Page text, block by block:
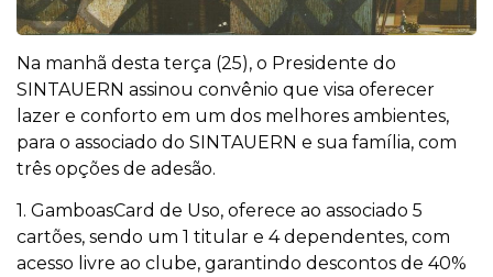
Na manhã desta terça (25), o Presidente do
SINTAUERN assinou convênio que visa oferecer
lazer e conforto em um dos melhores ambientes,
para o associado do SINTAUERN e sua família, com
três opções de adesão.
1. GamboasCard de Uso, oferece ao associado 5
cartões, sendo um 1 titular e 4 dependentes, com
acesso livre ao clube, garantindo descontos de 40%